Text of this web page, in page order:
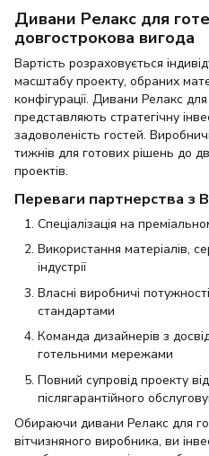
Дивани Релакс для
довгострокова вигода
Вартість розраховується
масштабу проекту, обраних
конфігурації. Дивани Релакс
представляють стратегічну
задоволеність гостей.
тижнів для готових рішень до
проектів.
Переваги партнерства з
Спеціалізація на
Використання матеріалів,
індустрії
Власні виробничі
стандартами
Команда дизайнерів з
готельними мережами
Повний супровід проекту
післягарантійного
Обираючи дивани Релакс для
вітчизняного виробника, ви